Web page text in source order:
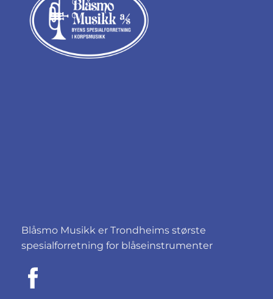
Blåsmo Musikk er Trondheims største
spesialforretning for blåseinstrumenter